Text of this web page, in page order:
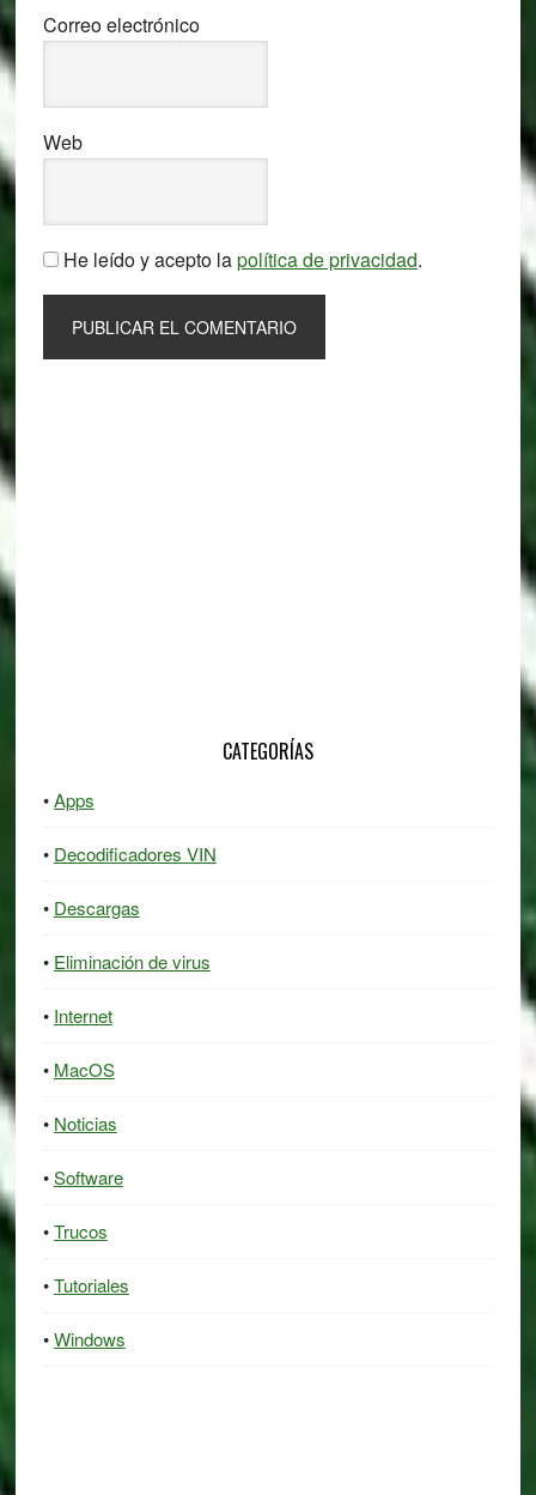
Correo electrónico
Web
He leído y acepto lapolítica de privacidad.
CATEGORÍAS
Apps
Decodificadores VIN
Descargas
Eliminación de virus
Internet
MacOS
Noticias
Software
Trucos
Tutoriales
Windows